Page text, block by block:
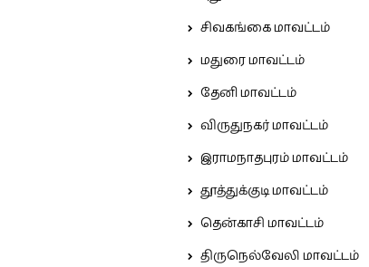
சிவகங்கை மாவட்டம்
மதுரை மாவட்டம்
தேனி மாவட்டம்
விருதுநகர் மாவட்டம்
இராமநாதபுரம் மாவட்டம்
தூத்துக்குடி மாவட்டம்
தென்காசி மாவட்டம்
திருநெல்வேலி மாவட்டம்